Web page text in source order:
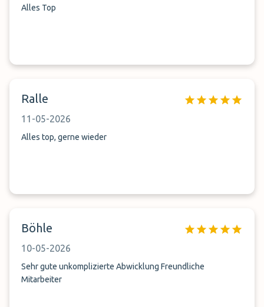
Alles Top
Ralle
11-05-2026
Alles top, gerne wieder
Böhle
10-05-2026
Sehr gute unkomplizierte Abwicklung Freundliche
Mitarbeiter